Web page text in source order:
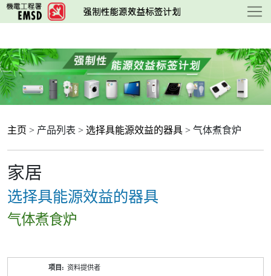
跳
至
要
内
容
主页 > 产品列表 > 选择具能源效益的器具 > 气体煮食炉
家居
选择具能源效益的器具
气体煮食炉
资料提供者